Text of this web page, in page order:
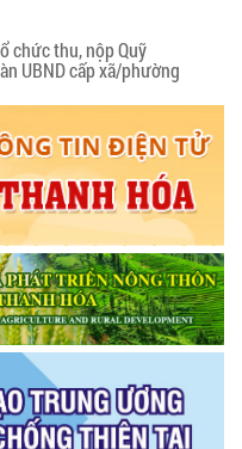
chức thu, nộp Quỹ
UBND cấp xã/phường